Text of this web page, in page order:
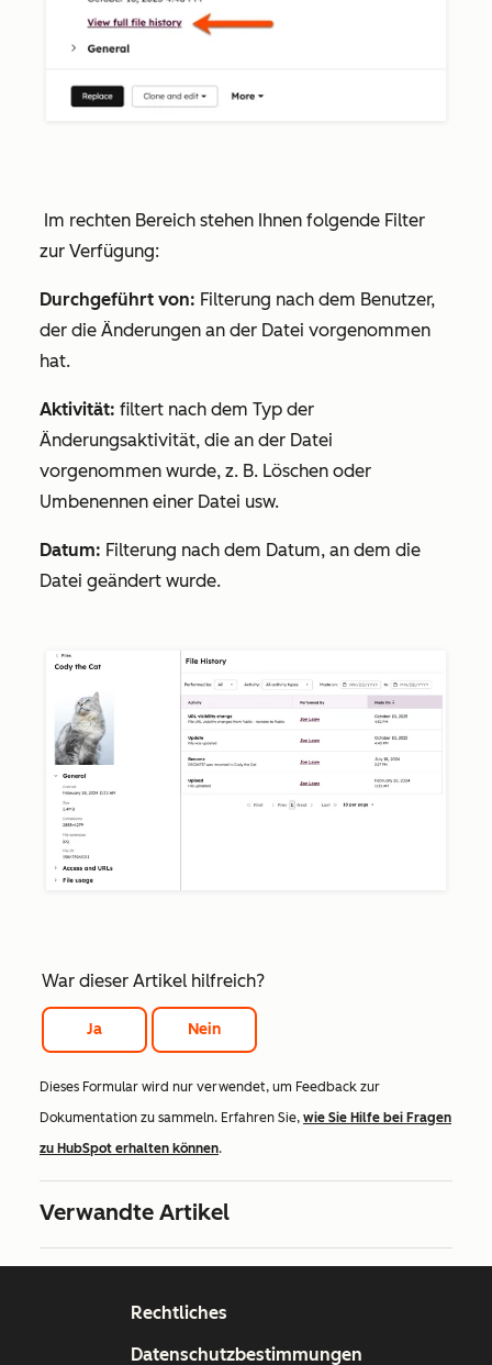
Im rechten Bereich stehen Ihnen folgende Filter
zur Verfügung:
Durchgeführt von: Filterung nach dem Benutzer,
der die Änderungen an der Datei vorgenommen
hat.
Aktivität: filtert nach dem Typ der
Änderungsaktivität, die an der Datei
vorgenommen wurde, z. B. Löschen oder
Umbenennen einer Datei usw.
Datum: Filterung nach dem Datum, an dem die
Datei geändert wurde.
War dieser Artikel hilfreich?
Ja Nein
Dieses Formular wird nur verwendet, um Feedback zur
Dokumentation zu sammeln. Erfahren Sie, wie Sie Hilfe bei Fragen
zu HubSpot erhalten können.
Verwandte Artikel
Rechtliches
Datenschutzbestimmungen